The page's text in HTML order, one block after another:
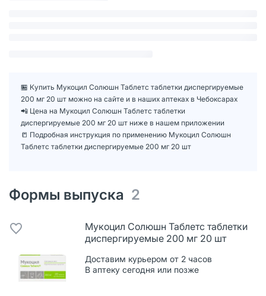
🏪 Купить Мукоцил Солюшн Таблетс таблетки диспергируемые
200 мг 20 шт можно на сайте и в наших аптеках в Чебоксарах
📲 Цена на Мукоцил Солюшн Таблетс таблетки
диспергируемые 200 мг 20 шт ниже в нашем приложении
📒 Подробная инструкция по применению Мукоцил Солюшн
Таблетс таблетки диспергируемые 200 мг 20 шт
Формы выпуска 2
Мукоцил Солюшн Таблетс таблетки
диспергируемые 200 мг 20 шт
Доставим курьером от 2 часов
В аптеку сегодня или позже